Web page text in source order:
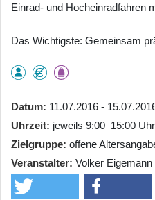
Einrad- und Hocheinradfahren
Das Wichtigste: Gemeinsam
Datum 11.07.2016 -
Uhrzeit jeweils 9:00–15:00 Uhr
Zielgruppe offene
Veranstalter Volker Eigemann